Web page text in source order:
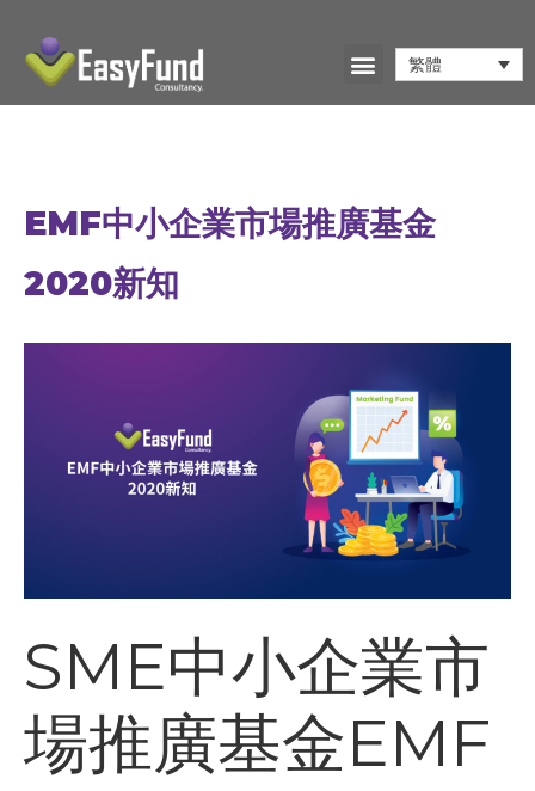
繁體
EMF中小企業市場推廣基金
2020新知
SME中小企業市
場推廣基金EMF